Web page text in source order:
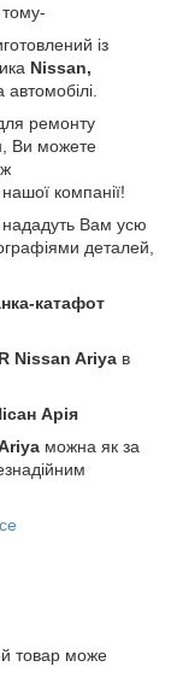
із
Nissan,
ремонту
Ви можете
компанії!
нададуть Вам усю
деталей,
катафот
Nissan Ariya в
Арія
можна як за
товар може